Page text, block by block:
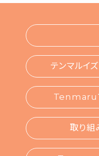
テンマル
Tenmaru
取り組